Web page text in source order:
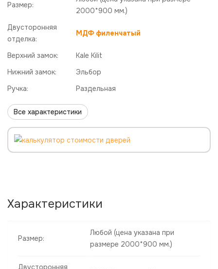
Размер:
2000*900 мм.)
Двусторонняя
отделка:
МДФ филенчатый
Верхний замок:
Kale Kilit
Нижний замок:
Эльбор
Ручка:
Раздельная
Все характеристики
Характеристики
Размер:
Любой (цена указана при
размере 2000*900 мм.)
Двусторонняя